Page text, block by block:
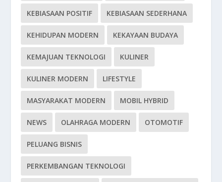
KEBIASAAN POSITIF KEBIASAAN SEDERHANA
KEHIDUPAN MODERN KEKAYAAN BUDAYA
KEMAJUAN TEKNOLOGI KULINER
KULINER MODERN LIFESTYLE
MASYARAKAT MODERN MOBIL HYBRID
NEWS OLAHRAGA MODERN OTOMOTIF
PELUANG BISNIS
PERKEMBANGAN TEKNOLOGI